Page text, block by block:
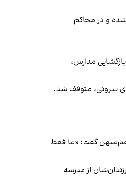
یا بازجویی شده و در محاکم
مدارس،
بیرونی، متوقف شد.
هم‌میهن گفت: «ما فقط
از مدرسه